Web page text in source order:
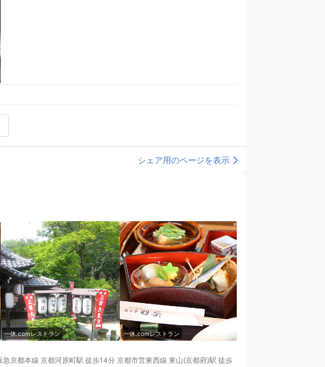
シェア用のページを表示
一休.comレストラン 一休.comレストラン
京都本線 京都河原町駅 徒歩14分 京都市営東西線 東山(京都府)駅 徒歩